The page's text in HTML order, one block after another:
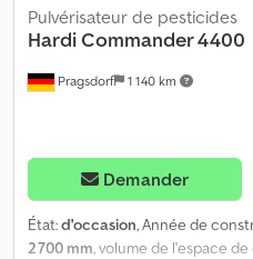
Pragsdorf 1 140 km
Pulvérisateur de pesticides
HardiCommander 4400
Demander
État:d'occasion, Année de
2 700 mm , volume de l'espace